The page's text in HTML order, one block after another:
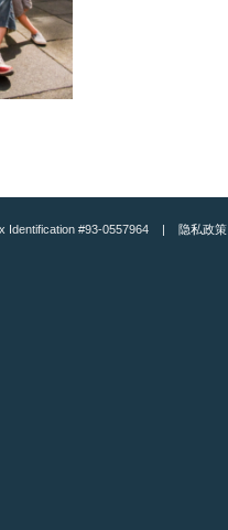
Identification #93-0557964 |隐私政策